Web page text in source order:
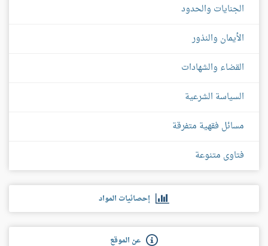
الجنايات والحدود
الأيمان والنذور
القضاء والشهادات
السياسة الشرعية
مسائل فقهية متفرقة
فتاوى متنوعة
إحصائيات المواد
عن الموقع